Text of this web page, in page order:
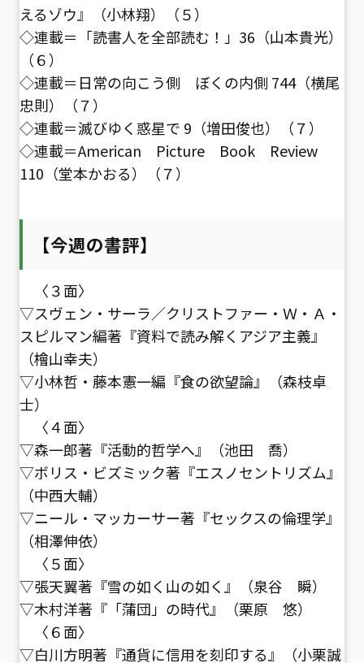
えるゾウ』（小林翔）（５）
◇連載＝「読書人を全部読む！」36（山本貴光）
（６）
◇連載＝日常の向こう側 ぼくの内側 744（横尾
忠則）（７）
◇連載＝滅びゆく惑星で 9（増田俊也）（７）
◇連載＝American Picture Book Review
110（堂本かおる）（７）
【今週の書評】
〈３面〉
▽スヴェン・サーラ／クリストファー・Ｗ・Ａ・
スピルマン編著『資料で読み解くアジア主義』
（檜山幸夫）
▽小林哲・藤本憲一編『食の欲望論』（森枝卓
士）
〈４面〉
▽森一郎著『活動的哲学へ』（池田 喬）
▽ボリス・ビズミック著『エスノセントリズム』
（中西大輔）
▽ニール・マッカーサー著『セックスの倫理学』
（相澤伸依）
〈５面〉
▽張天翼著『雪の如く山の如く』（泉谷 瞬）
▽木村洋著『「蒲団」の時代』（栗原 悠）
〈６面〉
▽白川方明著『通貨に信用を刻印する』（小栗誠